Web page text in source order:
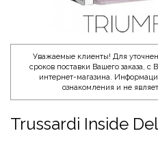
Уважаемые клиенты! Для
сроков поставки Вашего заказа,
интернет-магазина.
ознакомления и не
Trussardi Inside